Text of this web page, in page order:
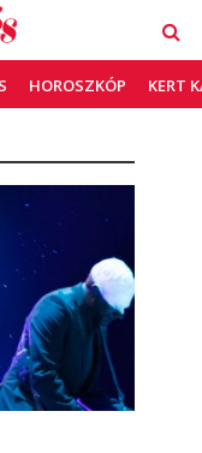
HOROSZKÓP KERT